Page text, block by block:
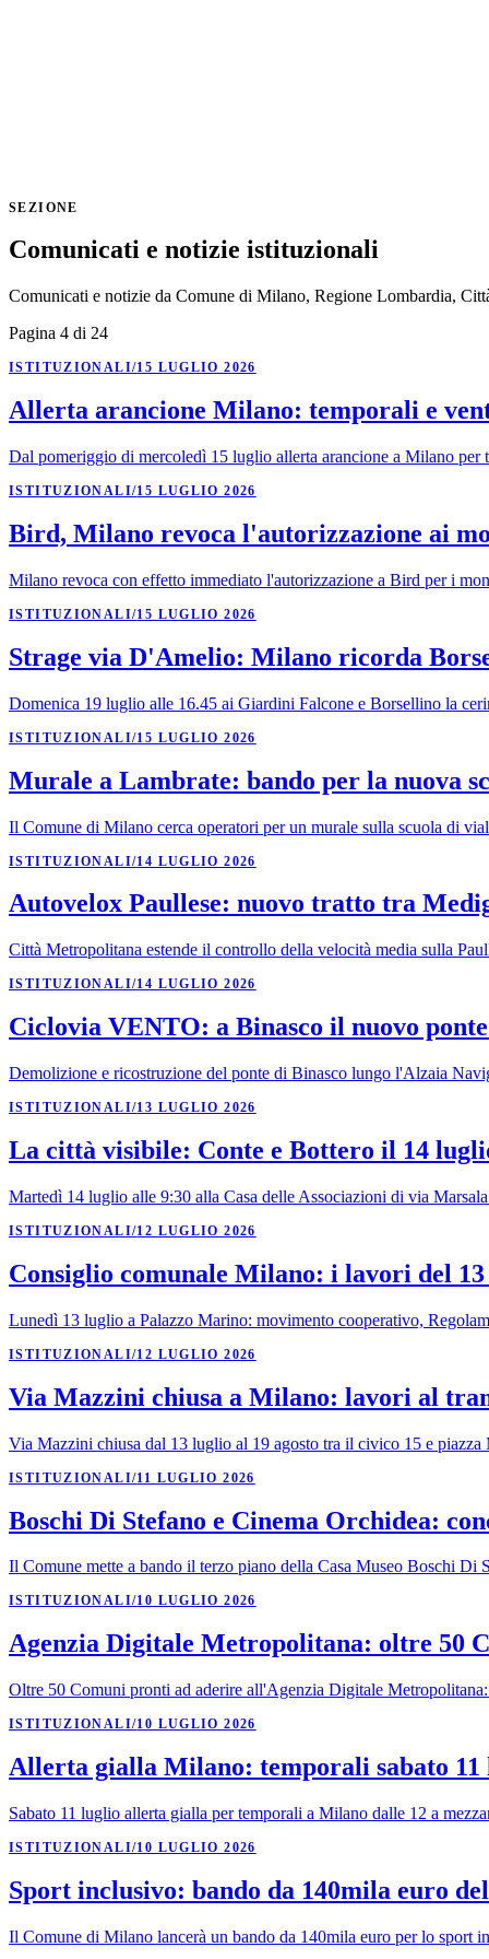
SEZIONE
Comunicati e notizie istituzionali
Comunicati e notizie da Comune di Milano, Regione Lombardia,
Pagina 4 di 24
ISTITUZIONALI /15 LUGLIO 2026
Allerta arancione Milano: temporali e
Dal pomeriggio di mercoledì 15 luglio allerta arancione a Milano
ISTITUZIONALI/15 LUGLIO 2026
Bird, Milano revoca l'autorizzazione ai
Milano revoca con effetto immediato l'autorizzazione a Bird per i
ISTITUZIONALI/15 LUGLIO 2026
Strage via D'Amelio: Milano ricorda
Domenica 19 luglio alle 16.45 ai Giardini Falcone e Borsellino la
ISTITUZIONALI/15 LUGLIO 2026
Murale a Lambrate: bando per la nuova
Il Comune di Milano cerca operatori per un murale sulla scuola di
ISTITUZIONALI/14 LUGLIO 2026
Autovelox Paullese: nuovo tratto tra
Città Metropolitana estende il controllo della velocità media sulla
ISTITUZIONALI /14 LUGLIO 2026
Ciclovia VENTO: a Binasco il nuovo
Demolizione e ricostruzione del ponte di Binasco lungo l'Alzaia
ISTITUZIONALI /13 LUGLIO 2026
La città visibile: Conte e Bottero il 14
Martedì 14 luglio alle 9:30 alla Casa delle Associazioni di via
ISTITUZIONALI/12 LUGLIO 2026
Consiglio comunale Milano: i lavori del
Lunedì 13 luglio a Palazzo Marino: movimento cooperativo,
ISTITUZIONALI/12 LUGLIO 2026
Via Mazzini chiusa a Milano: lavori al
Via Mazzini chiusa dal 13 luglio al 19 agosto tra il civico 15 e
ISTITUZIONALI/11 LUGLIO 2026
Boschi Di Stefano e Cinema Orchidea:
Il Comune mette a bando il terzo piano della Casa Museo Boschi
ISTITUZIONALI/10 LUGLIO 2026
Agenzia Digitale Metropolitana: oltre 50
Oltre 50 Comuni pronti ad aderire all'Agenzia Digitale
ISTITUZIONALI /10 LUGLIO 2026
Allerta gialla Milano: temporali sabato 11
Sabato 11 luglio allerta gialla per temporali a Milano dalle 12 a
ISTITUZIONALI/10 LUGLIO 2026
Sport inclusivo: bando da 140mila euro
Il Comune di Milano lancerà un bando da 140mila euro per lo